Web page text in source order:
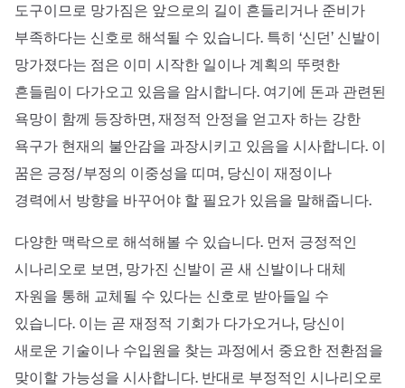
도구이므로 망가짐은 앞으로의 길이 흔들리거나 준비가
부족하다는 신호로 해석될 수 있습니다. 특히 ‘신던’ 신발이
망가졌다는 점은 이미 시작한 일이나 계획의 뚜렷한
흔들림이 다가오고 있음을 암시합니다. 여기에 돈과 관련된
욕망이 함께 등장하면, 재정적 안정을 얻고자 하는 강한
욕구가 현재의 불안감을 과장시키고 있음을 시사합니다. 이
꿈은 긍정/부정의 이중성을 띠며, 당신이 재정이나
경력에서 방향을 바꾸어야 할 필요가 있음을 말해줍니다.
다양한 맥락으로 해석해볼 수 있습니다. 먼저 긍정적인
시나리오로 보면, 망가진 신발이 곧 새 신발이나 대체
자원을 통해 교체될 수 있다는 신호로 받아들일 수
있습니다. 이는 곧 재정적 기회가 다가오거나, 당신이
새로운 기술이나 수입원을 찾는 과정에서 중요한 전환점을
맞이할 가능성을 시사합니다. 반대로 부정적인 시나리오로